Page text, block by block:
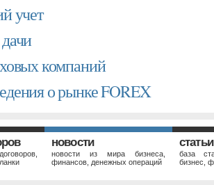
учет
компаний
о рынке FOREX
новости
новости из мира бизнеса,
финансов, денежных операций
статьи
база
бизнес,